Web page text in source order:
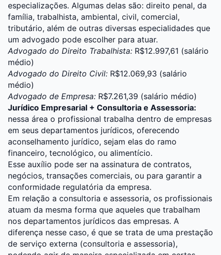
especializações. Algumas delas são: direito penal, da
família, trabalhista, ambiental, civil, comercial,
tributário, além de outras diversas especialidades que
um advogado pode escolher para atuar.
Advogado do Direito Trabalhista: R$12.997,61 (salário
médio)
Advogado do Direito Civil: R$12.069,93 (salário
médio)
Advogado de Empresa: R$7.261,39 (salário médio)
Jurídico Empresarial + Consultoria e Assessoria:
nessa área o profissional trabalha dentro de empresas
em seus departamentos jurídicos, oferecendo
aconselhamento jurídico, sejam elas do ramo
financeiro, tecnológico, ou alimentício.
Esse auxílio pode ser na assinatura de contratos,
negócios, transações comerciais, ou para garantir a
conformidade regulatória da empresa.
Em relação a consultoria e assessoria, os profissionais
atuam da mesma forma que aqueles que trabalham
nos departamentos jurídicos das empresas. A
diferença nesse caso, é que se trata de uma prestação
de serviço externa (consultoria e assessoria),